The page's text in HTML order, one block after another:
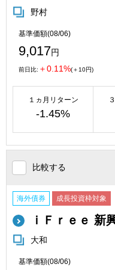
野村
基準価額(08/06)
9,017円
前日比: ＋0.11%(＋10円)
１ヵ月リターン
-1.45%
比較する
海外債券 成長投資枠対象
ｉＦｒｅｅ 新
大和
基準価額(08/06)